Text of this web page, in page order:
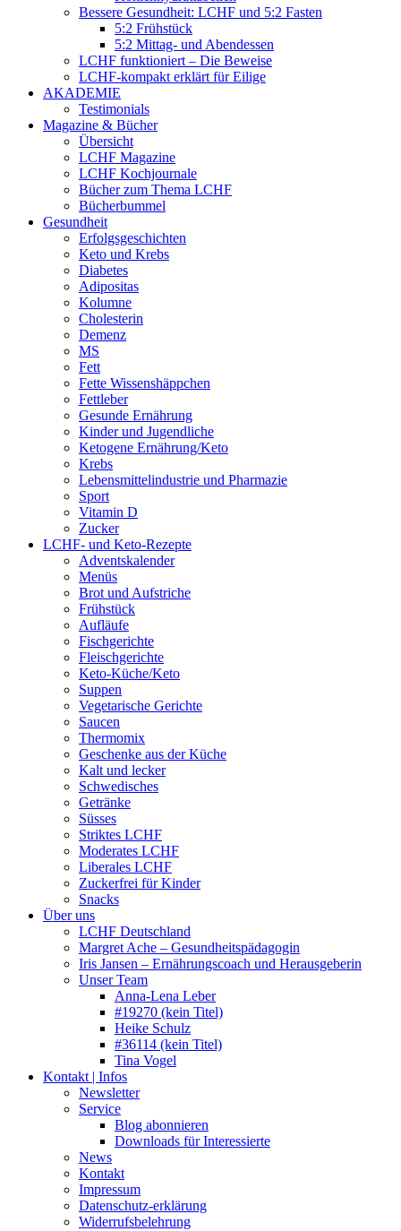
Bessere Gesundheit: LCHF und 5:2 Fasten
5:2 Frühstück
5:2 Mittag- und Abendessen
LCHF funktioniert – Die Beweise
LCHF-kompakt erklärt für Eilige
AKADEMIE
Testimonials
Magazine & Bücher
Übersicht
LCHF Magazine
LCHF Kochjournale
Bücher zum Thema LCHF
Bücherbummel
Gesundheit
Erfolgsgeschichten
Keto und Krebs
Diabetes
Adipositas
Kolumne
Cholesterin
Demenz
MS
Fett
Fette Wissenshäppchen
Fettleber
Gesunde Ernährung
Kinder und Jugendliche
Ketogene Ernährung/Keto
Krebs
Lebensmittelindustrie und Pharmazie
Sport
Vitamin D
Zucker
LCHF- und Keto-Rezepte
Adventskalender
Menüs
Brot und Aufstriche
Frühstück
Aufläufe
Fischgerichte
Fleischgerichte
Keto-Küche/Keto
Suppen
Vegetarische Gerichte
Saucen
Thermomix
Geschenke aus der Küche
Kalt und lecker
Schwedisches
Getränke
Süsses
Striktes LCHF
Moderates LCHF
Liberales LCHF
Zuckerfrei für Kinder
Snacks
Über uns
LCHF Deutschland
Margret Ache – Gesundheitspädagogin
Iris Jansen – Ernährungscoach und Herausgeberin
Unser Team
Anna-Lena Leber
#19270 (kein Titel)
Heike Schulz
#36114 (kein Titel)
Tina Vogel
Kontakt | Infos
Newsletter
Service
Blog abonnieren
Downloads für Interessierte
News
Kontakt
Impressum
Datenschutz-erklärung
Widerrufsbelehrung